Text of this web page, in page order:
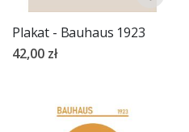
Plakat - Bauhaus 1923
42,00 zł